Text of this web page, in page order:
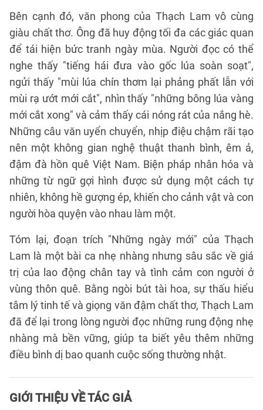
Bên cạnh đó, văn phong của Thạch Lam vô cùng
giàu chất thơ. Ông đã huy động tối đa các giác quan
để tái hiện bức tranh ngày mùa. Người đọc có thể
nghe thấy "tiếng hái đưa vào gốc lúa soàn soạt",
ngửi thấy "mùi lúa chín thơm lại phảng phất lẫn với
mùi rạ ướt mới cắt", nhìn thấy "những bông lúa vàng
mới cắt xong" và cảm thấy cái nóng rát của nắng hè.
Những câu văn uyển chuyển, nhịp điệu chậm rãi tạo
nên một không gian nghệ thuật thanh bình, êm ả,
đậm đà hồn quê Việt Nam. Biện pháp nhân hóa và
những từ ngữ gợi hình được sử dụng một cách tự
nhiên, không hề gượng ép, khiến cho cảnh vật và con
người hòa quyện vào nhau làm một.
Tóm lại, đoạn trích "Những ngày mới" của Thạch
Lam là một bài ca nhẹ nhàng nhưng sâu sắc về giá
trị của lao động chân tay và tình cảm con người ở
vùng thôn quê. Bằng ngòi bút tài hoa, sự thấu hiểu
tâm lý tinh tế và giọng văn đậm chất thơ, Thạch Lam
đã để lại trong lòng người đọc những rung động nhẹ
nhàng mà bền vững, giúp ta biết yêu thêm những
điều bình dị bao quanh cuộc sống thường nhật.
GIỚI THIỆU VỀ TÁC GIẢ